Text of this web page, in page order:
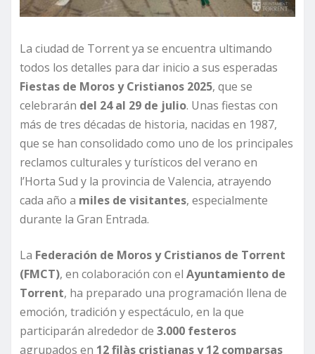
La ciudad de Torrent ya se encuentra ultimando
todos los detalles para dar inicio a sus esperadas
Fiestas de Moros y Cristianos 2025, que se
celebrarán del 24 al 29 de julio. Unas fiestas con
más de tres décadas de historia, nacidas en 1987,
que se han consolidado como uno de los principales
reclamos culturales y turísticos del verano en
l’Horta Sud y la provincia de Valencia, atrayendo
cada año a miles de visitantes, especialmente
durante la Gran Entrada.
La Federación de Moros y Cristianos de Torrent
(FMCT), en colaboración con el Ayuntamiento de
Torrent, ha preparado una programación llena de
emoción, tradición y espectáculo, en la que
participarán alrededor de 3.000 festeros
agrupados en 12 filàs cristianas y 12 comparsas